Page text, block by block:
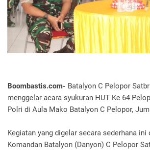
Boombastis.com- Batalyon C Pelopor
menggelar acara syukuran HUT Ke 64
Polri di Aula Mako Batalyon C Pelopor,
Kegiatan yang digelar secara sederhana ini
Komandan Batalyon (Danyon) C Pelopor